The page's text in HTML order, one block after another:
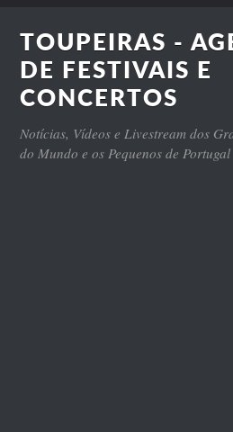
TOUPEIRAS -
DE FESTIVAIS E
CONCERTOS
Notícias, Vídeos e Livestream dos
do Mundo e os Pequenos de Portugal